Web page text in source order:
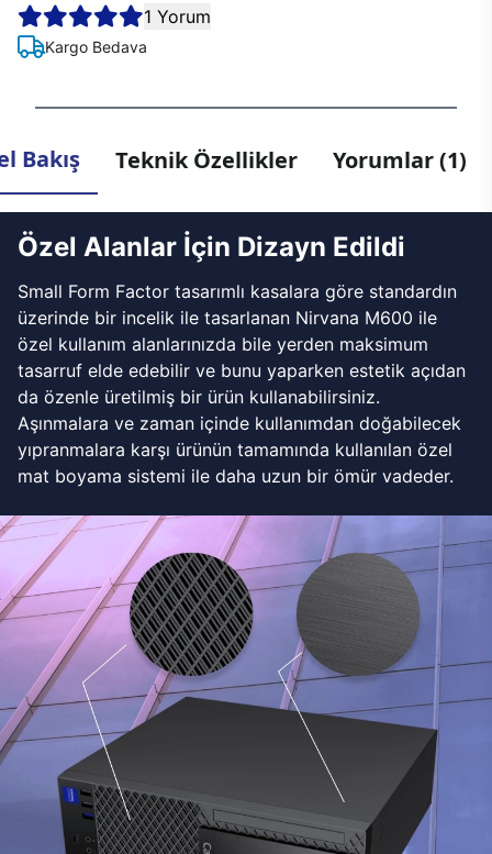
1 Yorum
Kargo Bedava
Bakış Teknik Özellikler Yorumlar (1)
Özel Alanlar İçin Dizayn Edildi
Small Form Factor tasarımlı kasalara göre standardın
üzerinde bir incelik ile tasarlanan Nirvana M600 ile
özel kullanım alanlarınızda bile yerden maksimum
tasarruf elde edebilir ve bunu yaparken estetik açıdan
da özenle üretilmiş bir ürün kullanabilirsiniz.
Aşınmalara ve zaman içinde kullanımdan doğabilecek
yıpranmalara karşı ürünün tamamında kullanılan özel
mat boyama sistemi ile daha uzun bir ömür vadeder.